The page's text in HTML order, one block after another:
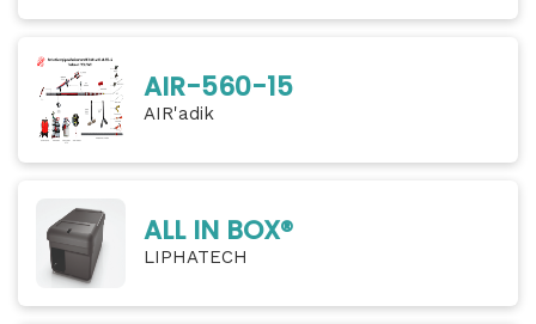
AIR-560-15
AIR'adik
ALL IN BOX®
LIPHATECH